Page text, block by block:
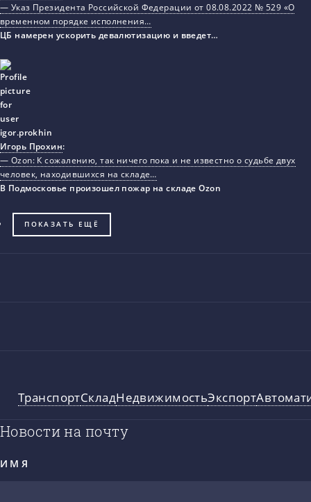
— Указ Президента Российской Федерации от 08.08.2022 № 529 «О
временном порядке исполнения…
ЦБ намерен ускорить девалютизацию и введет…
Игорь Прохин:
— Ozon: К сожалению, так ничего пока и не известно о судьбе двух
человек, находившихся на складе…
В Подмосковье произошел пожар на складе Ozon
ПОКАЗАТЬ ЕЩЁ
ТранспортСкладНедвижимостьЭкспорт
Новости на почту
ИМЯ